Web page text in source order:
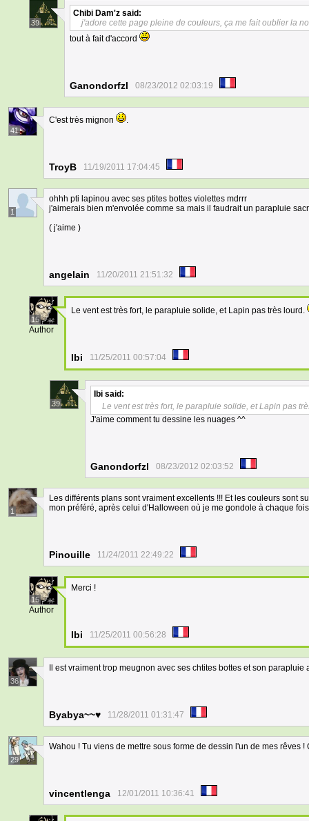
39
Chibi Dam'z said:
j'adore cette page pleine de couleurs, ça me fait oublier la
tout à fait d'accord
Ganondorfzl 08/23/2012 02:03:19
41
C'est très mignon .
TroyB 11/19/2011 17:04:45
1
ohhh pti lapinou avec ses ptites bottes violettes mdrrr
j'aimerais bien m'envolée comme sa mais il faudrait un parapluie
( j'aime )
angelain 11/20/2011 21:51:32
15
Author
Le vent est très fort, le parapluie solide, et Lapin pas très lourd.
Ibi 11/25/2011 00:57:04
39
Ibi said:
Le vent est très fort, le parapluie solide, et Lapin pas
J'aime comment tu dessine les nuages ^^
Ganondorfzl 08/23/2012 02:03:52
1
Les différents plans sont vraiment excellents !!! Et les couleurs sont
mon préféré, après celui d'Halloween où je me gondole à chaque
Pinouille 11/24/2011 22:49:22
15
Author
Merci !
Ibi 11/25/2011 00:56:28
36
Il est vraiment trop meugnon avec ses chtites bottes et son parapluie
Byabya~~♥ 11/28/2011 01:31:47
29
Wahou ! Tu viens de mettre sous forme de dessin l'un de mes rêves !
vincentlenga 12/01/2011 10:36:41